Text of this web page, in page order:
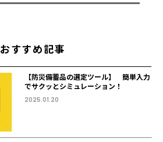
おすすめ記事
【防災備蓄品の選定ツール】 簡単入力
でサクッとシミュレーション！
2025.01.20